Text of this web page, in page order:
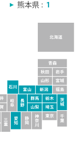
熊本県 : 1